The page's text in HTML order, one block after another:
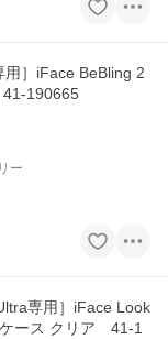
］iFace BeBling 2
190665
ー
専用］iFace Look
ース クリア 41-1